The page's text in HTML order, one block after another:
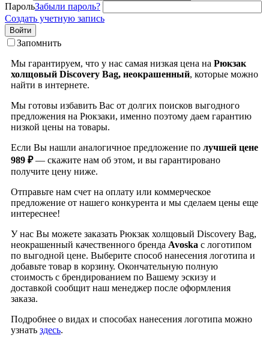
ПарольЗабыли пароль?
Создать учетную запись
Войти
Запомнить
Мы гарантируем, что у нас самая низкая цена на Рюкзак
холщовый Discovery Bag, неокрашенный, которые можно
найти в интернете.
Мы готовы избавить Вас от долгих поисков выгодного
предложения на Рюкзаки, именно поэтому даем гарантию
низкой цены на товары.
Если Вы нашли аналогичное предложение по лучшей цене
989 ₽— скажите нам об этом, и вы гарантировано
получите цену ниже.
Отправьте нам счет на оплату или коммерческое
предложение от нашего конкурента и мы сделаем цены еще
интереснее!
У нас Вы можете заказать Рюкзак холщовый Discovery Bag,
неокрашенный качественного бренда Avoska с логотипом
по выгодной цене. Выберите способ нанесения логотипа и
добавьте товар в корзину. Окончательную полную
стоимость с брендированием по Вашему эскизу и
доставкой сообщит наш менеджер после оформления
заказа.
Подробнее о видах и способах нанесения логотипа можно
узнать здесь.